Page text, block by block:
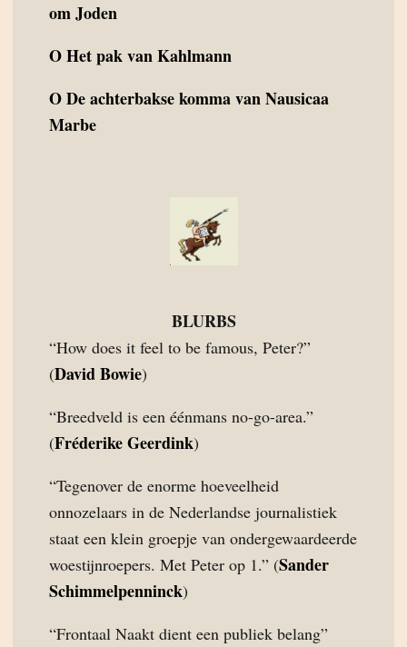
om Joden
OHet pak van Kahlmann
ODe achterbakse komma van Nausicaa
Marbe
BLURBS
“How does it feel to be famous, Peter?”
(David Bowie)
“Breedveld is een éénmans no-go-area.”
(Fréderike Geerdink)
“Tegenover de enorme hoeveelheid
onnozelaars in de Nederlandse journalistiek
staat een klein groepje van ondergewaardeerde
woestijnroepers. Met Peter op 1.” (Sander
Schimmelpenninck)
“Frontaal Naakt dient een publiek belang”